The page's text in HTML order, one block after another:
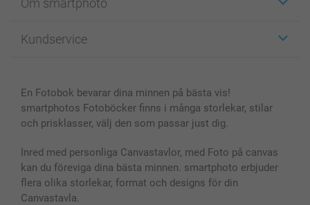
Fotokort
Fotoböcker
Skal till Mobil & Surfplatta
MyNameBook
Fotoramar & Tillbehör
Presentkort
Alla fotoprodukter
Om smartphoto
För affiliates
Sitemap
Villkor och garantier
Kundservice
smartbonus
Priser & betalning
En Fotobok bevarar dina minnen på bästa vis!
smartphotos Fotoböcker finns i många storlekar, stilar
och prisklasser, välj den som passar just dig.
Inred med personliga Canvastavlor, med Foto på canvas
kan du föreviga dina bästa minnen. smartphoto erbjuder
flera olika storlekar, format och designs för din
Canvastavla.